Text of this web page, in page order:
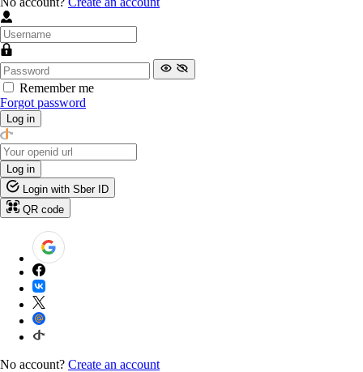
Remember me
Forgot password
Log in
Log in
Login with Sber ID
QR code
No account? Create an account